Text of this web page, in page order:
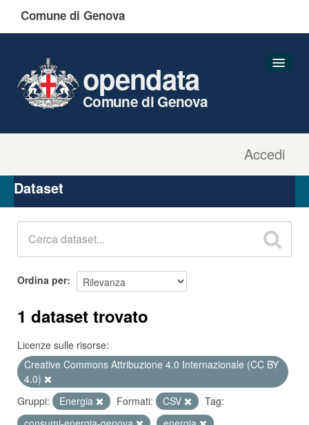
Comune di Genova
Accedi
opendata
Comune di Genova
Organizzazioni
Gruppi
Dataset
Ordina per
1 dataset trovato
Licenze sulle risorse:
Creative Commons Attribuzione 4.0 Internazionale (CC BY
4.0)
Gruppi:
Energia Formati: CSV
Tag: